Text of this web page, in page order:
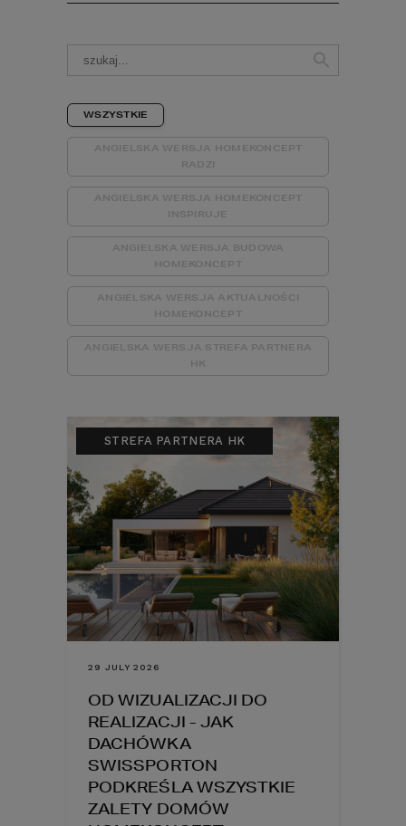
WSZYSTKIE
ANGIELSKA WERSJA HOMEKONCEPT
RADZI
ANGIELSKA WERSJA HOMEKONCEPT
INSPIRUJE
ANGIELSKA WERSJA BUDOWA
HOMEKONCEPT
ANGIELSKA WERSJA AKTUALNOŚCI
HOMEKONCEPT
ANGIELSKA WERSJA STREFA PARTNERA
HK
STREFA PARTNERA HK
29 JULY 2026
OD WIZUALIZACJI DO
REALIZACJI - JAK
DACHÓWKA
SWISSPORTON
PODKREŚLA WSZYSTKIE
ZALETY DOMÓW